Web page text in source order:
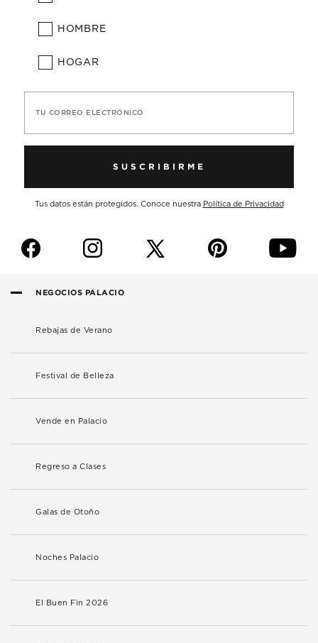
HOMBRE
HOGAR
TU CORREO ELECTRÓNICO
SUSCRIBIRME
Tus datos están protegidos. Conoce nuestra Política de Privacidad
f i p y
NEGOCIOS PALACIO
Rebajas de Verano
Festival de Belleza
Vende en Palacio
Regreso a Clases
Galas de Otoño
Noches Palacio
El Buen Fin 2026